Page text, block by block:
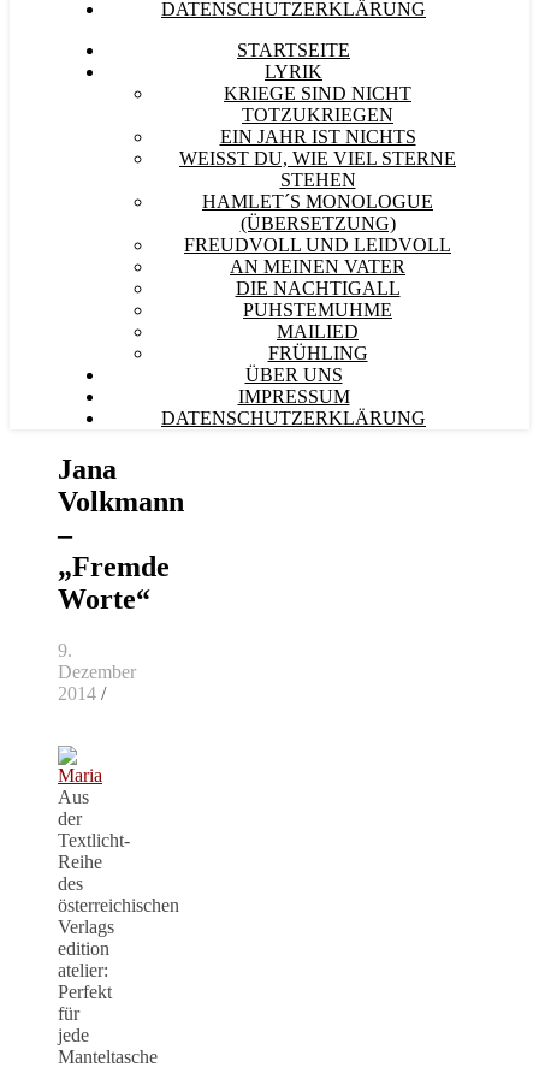
DATENSCHUTZERKLÄRUNG
STARTSEITE
LYRIK
KRIEGE SIND NICHT
TOTZUKRIEGEN
EIN JAHR IST NICHTS
WEISST DU, WIE VIEL STERNE S
TEHEN
HAMLET´S MONOLOGUE
(ÜBERSETZUNG)
FREUDVOLL UND LEIDVOLL
AN MEINEN VATER
DIE NACHTIGALL
PUHSTEMUHME
MAILIED
FRÜHLING
ÜBER UNS
IMPRESSUM
DATENSCHUTZERKLÄRUNG
Jana
Volkmann
–
„Fremde
Worte“
9.
Dezember
2014 /
Aus
der
Textlicht-
Reihe
des
österreichischen
Verlags
edition
atelier:
Perfekt
für
jede
Manteltasche